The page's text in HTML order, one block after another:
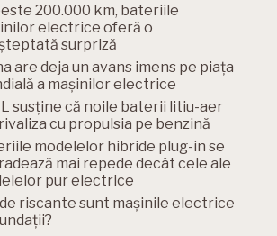
200.000 km, bateriile
electrice oferă o
surpriză
are deja un avans imens pe piața
a mașinilor electrice
susține că noile baterii litiu-aer
cu propulsia pe benzină
modelelor hibride plug-in se
mai repede decât cele ale
pur electrice
riscante sunt mașinile electrice